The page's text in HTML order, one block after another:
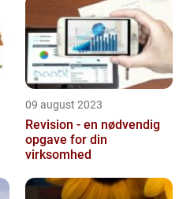
09 august 2023
Revision - en nødvendig
opgave for din
virksomhed